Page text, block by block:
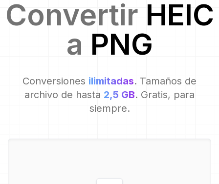
Convertir HEIC
a PNG
Conversiones ilimitadas. Tamaños de
archivo de hasta 2,5 GB. Gratis, para
siempre.